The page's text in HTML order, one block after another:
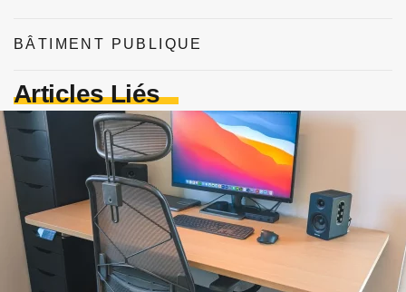
BÂTIMENT PUBLIQUE
Articles Liés